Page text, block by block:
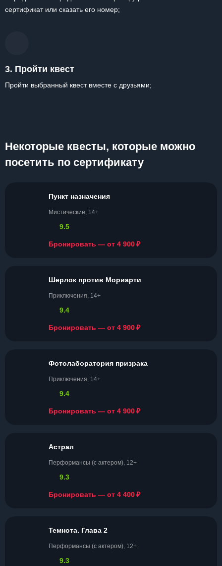
сертификат или сказать его номер;
3. Пройти квест
Пройти выбранный квест вместе с друзьями;
Некоторые квесты, которые можно
посетить по сертификату
Пункт назначения
Мистические, 14+
9.5
Бронировать — от 4 900₽
Шерлок против Мориарти
Приключения, 14+
9.4
Бронировать — от 4 900₽
Фотолаборатория призрака
Приключения, 14+
9.4
Бронировать — от 4 900₽
Астрал
Перформансы (с актером), 12+
9.3
Бронировать — от 4 400₽
Темнота. Глава 2
Перформансы (с актером), 12+
9.3